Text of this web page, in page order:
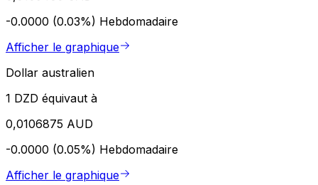
-0.0000 (0.03%) Hebdomadaire
Afficher le graphique
Dollar australien
1 DZD équivaut à
0,0106875 AUD
-0.0000 (0.05%) Hebdomadaire
Afficher le graphique